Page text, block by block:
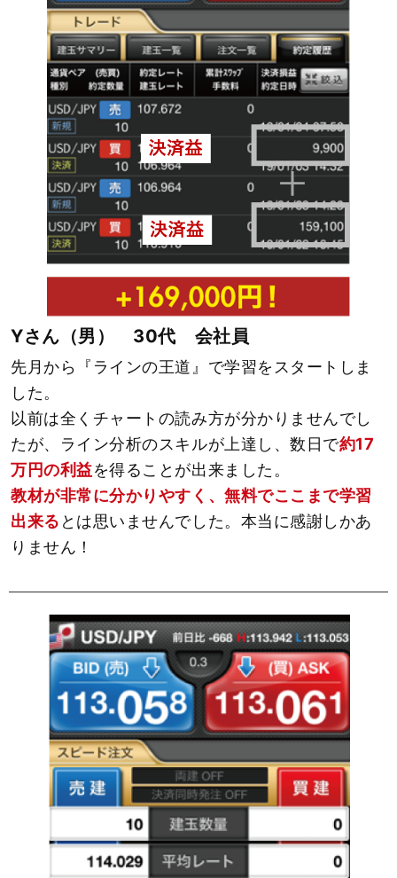
Yさん（男） 30代 会社員
先月から『ラインの王道』で学習をスタートしま
した。
以前は全くチャートの読み方が分かりませんでし
たが、ライン分析のスキルが上達し、数日で約17
万円の利益を得ることが出来ました。
教材が非常に分かりやすく、無料でここまで学習
出来る とは思いませんでした。本当に感謝しかあ
りません！